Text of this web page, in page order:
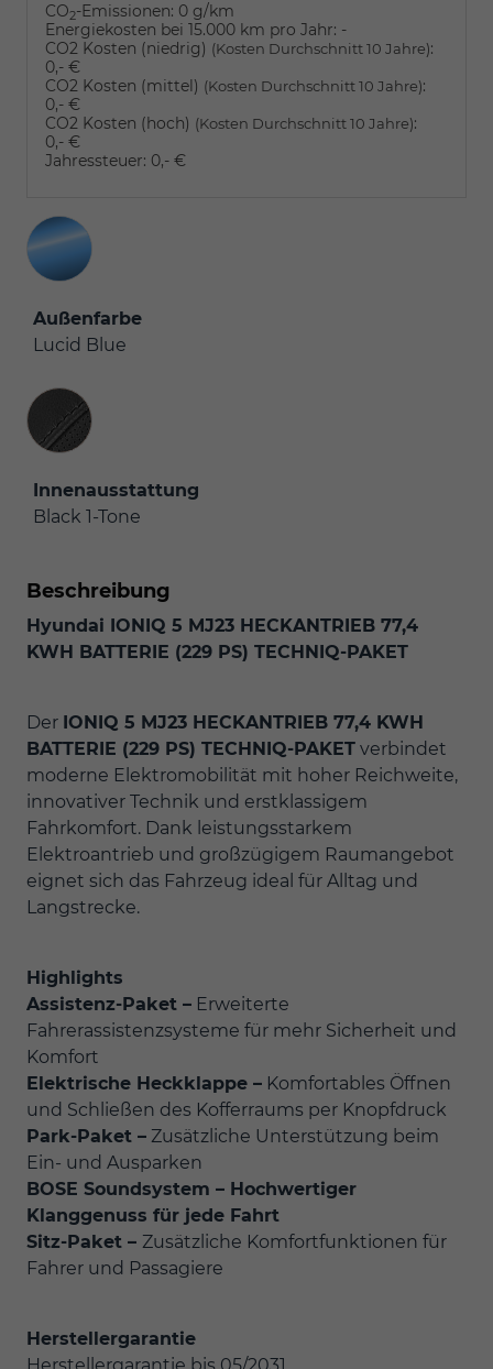
CO2-Emissionen: 0 g/km
Energiekosten bei 15.000 km pro Jahr: -
CO2 Kosten (niedrig) (Kosten Durchschnitt 10 Jahre):
0,- €
CO2 Kosten (mittel) (Kosten Durchschnitt 10 Jahre):
0,- €
CO2 Kosten (hoch) (Kosten Durchschnitt 10 Jahre):
0,- €
Jahressteuer: 0,- €
Außenfarbe
Lucid Blue
Innenausstattung
Innenausstattung
Black 1-Tone
Beschreibung
Hyundai IONIQ 5 MJ23 HECKANTRIEB 77,4
KWH BATTERIE (229 PS) TECHNIQ-PAKET
Der IONIQ 5 MJ23 HECKANTRIEB 77,4 KWH
BATTERIE (229 PS) TECHNIQ-PAKET verbindet
moderne Elektromobilität mit hoher Reichweite,
innovativer Technik und erstklassigem
Fahrkomfort. Dank leistungsstarkem
Elektroantrieb und großzügigem Raumangebot
eignet sich das Fahrzeug ideal für Alltag und
Langstrecke.
Highlights
Assistenz-Paket – Erweiterte
Fahrerassistenzsysteme für mehr Sicherheit und
Komfort
Elektrische Heckklappe – Komfortables Öffnen
und Schließen des Kofferraums per Knopfdruck
Park-Paket – Zusätzliche Unterstützung beim
Ein- und Ausparken
BOSE Soundsystem – Hochwertiger
Klanggenuss für jede Fahrt
Sitz-Paket – Zusätzliche Komfortfunktionen für
Fahrer und Passagiere
Herstellergarantie